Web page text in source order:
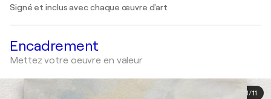
Signé et inclus avec chaque œuvre d'art
Encadrement
Mettez votre oeuvre en valeur
1/11